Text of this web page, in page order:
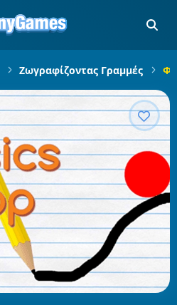
Ζωγραφίζοντας Γραμμές